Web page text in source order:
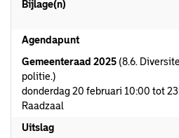
Bijlage(n)
Agendapunt
Gemeenteraad 2025 (8.6.
politie.)
donderdag 20 februari 10:00 tot
Raadzaal
Uitslag